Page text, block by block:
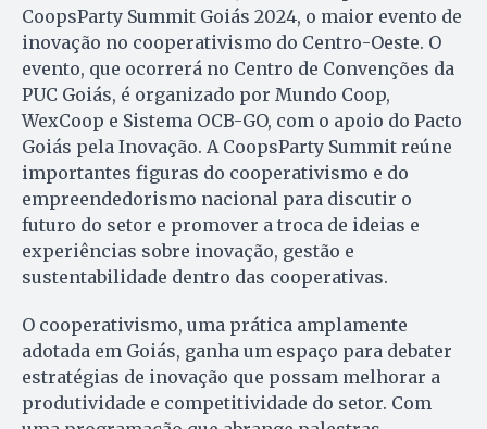
CoopsParty Summit Goiás 2024, o maior evento de
inovação no cooperativismo do Centro-Oeste. O
evento, que ocorrerá no Centro de Convenções da
PUC Goiás, é organizado por Mundo Coop,
WexCoop e Sistema OCB-GO, com o apoio do Pacto
Goiás pela Inovação. A CoopsParty Summit reúne
importantes figuras do cooperativismo e do
empreendedorismo nacional para discutir o
futuro do setor e promover a troca de ideias e
experiências sobre inovação, gestão e
sustentabilidade dentro das cooperativas.
O cooperativismo, uma prática amplamente
adotada em Goiás, ganha um espaço para debater
estratégias de inovação que possam melhorar a
produtividade e competitividade do setor. Com